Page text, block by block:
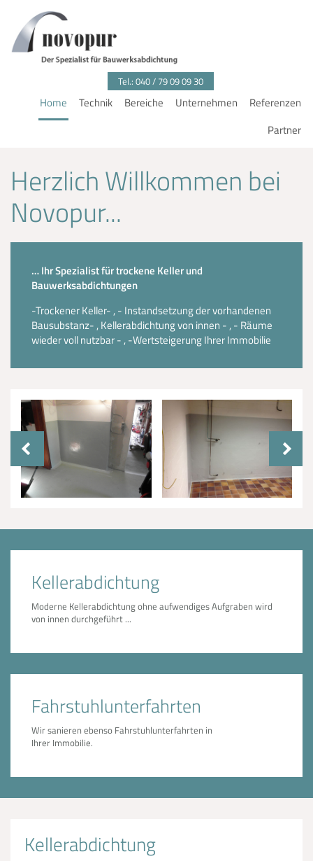
Tel.: 040 / 79 09 09 30
Home Technik Bereiche Unternehmen
Referenzen
Partner
Herzlich Willkommen bei
Novopur...
… Ihr Spezialist für trockene Keller und
Bauwerksabdichtungen
-Trockener Keller- , - Instandsetzung der vorhandenen
Bausubstanz- , Kellerabdichtung von innen - , - Räume
wieder voll nutzbar - , -Wertsteigerung Ihrer Immobilie
Kellerabdichtung
Moderne Kellerabdichtung ohne aufwendiges Aufgraben wird
von innen durchgeführt ...
Fahrstuhlunterfahrten
Wir sanieren ebenso Fahrstuhlunterfahrten in
Ihrer Immobilie.
Kellerabdichtung